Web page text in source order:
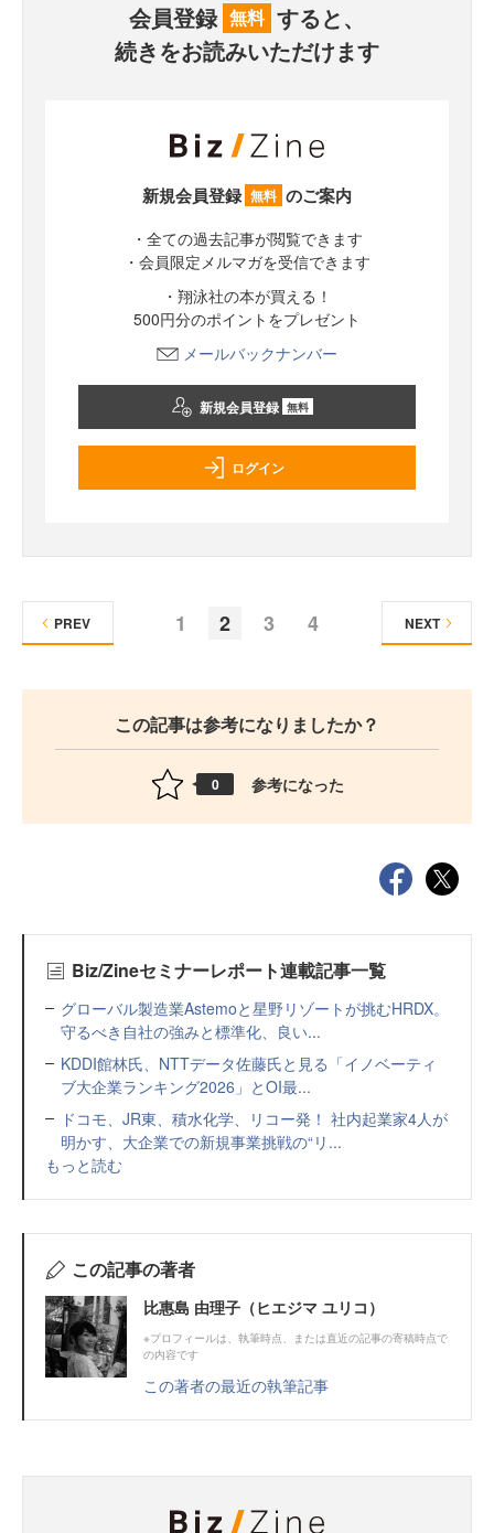
会員登録 無料 すると、
続きをお読みいただけます
新規会員登録 無料 のご案内
・全ての過去記事が閲覧できます
・会員限定メルマガを受信できます
・翔泳社の本が買える！
500円分のポイントをプレゼント
メールバックナンバー
新規会員登録 無料
ログイン
1 2 3 4
PREV NEXT
この記事は参考になりましたか？
0 参考になった
Biz/Zineセミナーレポート連載記事一覧
グローバル製造業Astemoと星野リゾートが挑むHRDX。
守るべき自社の強みと標準化、良い...
KDDI館林氏、NTTデータ佐藤氏と見る「イノベーティ
ブ大企業ランキング2026」とOI最...
ドコモ、JR東、積水化学、リコー発！ 社内起業家4人が
明かす、大企業での新規事業挑戦の“リ...
もっと読む
この記事の著者
比惠島 由理子（ヒエジマ ユリコ）
※プロフィールは、執筆時点、または直近の記事の寄稿時点で
の内容です
この著者の最近の執筆記事